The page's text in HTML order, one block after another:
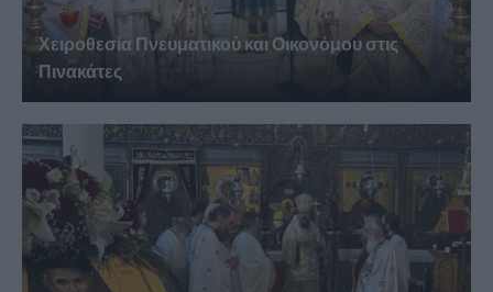
Χειροθεσία Πνευματικού και Οικονόμου στις
Πινακάτες